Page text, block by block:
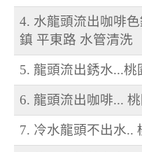
4. 水龍頭流出咖啡
鎮 平東路 水管清洗
5. 龍頭流出銹水...
6. 龍頭流出咖啡...
7. 冷水龍頭不出水..